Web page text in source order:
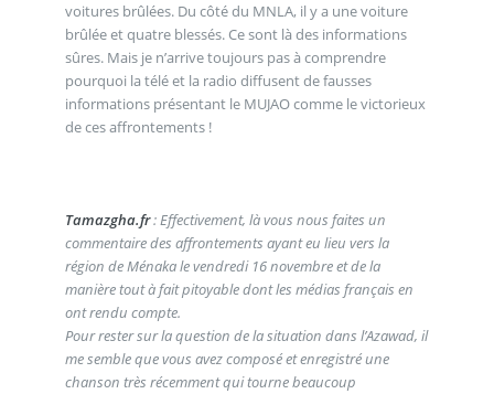
voitures brûlées. Du côté du MNLA, il y a une voiture
brûlée et quatre blessés. Ce sont là des informations
sûres. Mais je n’arrive toujours pas à comprendre
pourquoi la télé et la radio diffusent de fausses
informations présentant le MUJAO comme le victorieux
de ces affrontements !
Tamazgha.fr: Effectivement, là vous nous faites un
commentaire des affrontements ayant eu lieu vers la
région de Ménaka le vendredi 16 novembre et de la
manière tout à fait pitoyable dont les médias français en
ont rendu compte.
Pour rester sur la question de la situation dans l’Azawad, il
me semble que vous avez composé et enregistré une
chanson très récemment qui tourne beaucoup